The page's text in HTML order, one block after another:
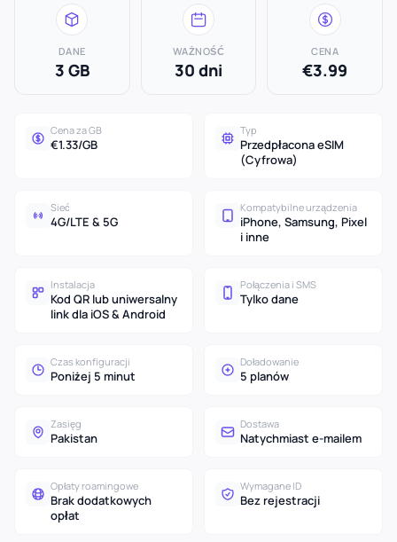
DANE
3 GB
WAŻNOŚĆ
30 dni
CENA
€3.99
Cena za GB
€1.33/GB
Typ
Przedpłacona eSIM
(Cyfrowa)
Sieć
4G/LTE & 5G
Kompatybilne urządzenia
iPhone, Samsung, Pixel
i inne
Instalacja
Kod QR lub uniwersalny
link dla iOS & Android
Połączenia i SMS
Tylko dane
Czas konfiguracji
Poniżej 5 minut
Doładowanie
5 planów
Zasięg
Pakistan
Dostawa
Natychmiast e-mailem
Opłaty roamingowe
Brak dodatkowych
opłat
Wymagane ID
Bez rejestracji